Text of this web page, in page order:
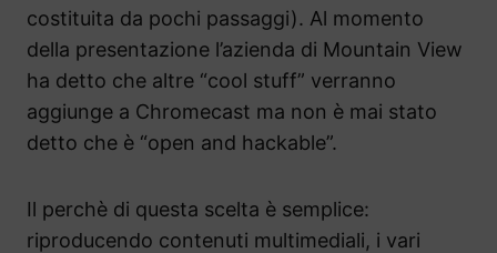
costituita da pochi passaggi). Al momento
della presentazione l’azienda di Mountain View
ha detto che altre “cool stuff” verranno
aggiunge a Chromecast ma non è mai stato
detto che è “open and hackable”.
Il perchè di questa scelta è semplice:
riproducendo contenuti multimediali, i vari